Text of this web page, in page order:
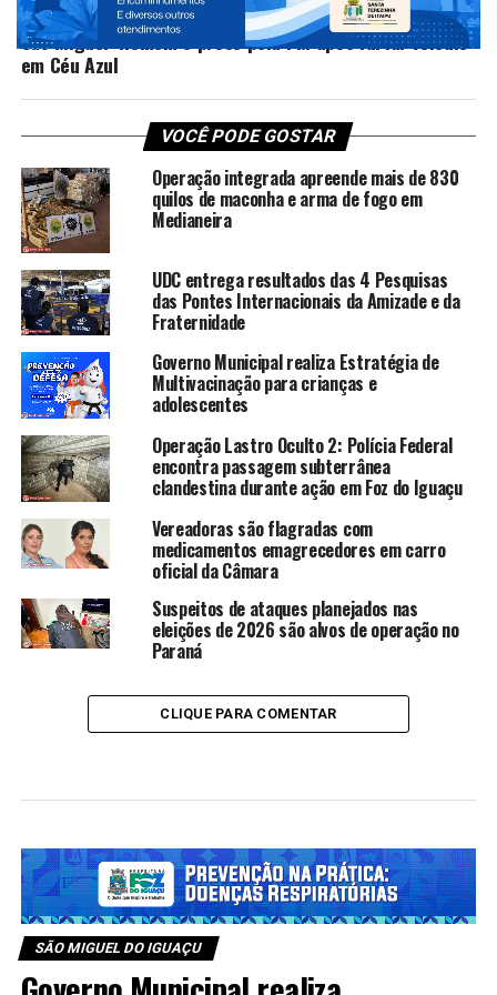
NÃO PERCA
São Miguel: Homem é preso pela PM após furtar veículo
em Céu Azul
VOCÊ PODE GOSTAR
Operação integrada apreende mais de 830
quilos de maconha e arma de fogo em
Medianeira
UDC entrega resultados das 4 Pesquisas
das Pontes Internacionais da Amizade e da
Fraternidade
Governo Municipal realiza Estratégia de
Multivacinação para crianças e
adolescentes
Operação Lastro Oculto 2: Polícia Federal
encontra passagem subterrânea
clandestina durante ação em Foz do Iguaçu
Vereadoras são flagradas com
medicamentos emagrecedores em carro
oficial da Câmara
Suspeitos de ataques planejados nas
eleições de 2026 são alvos de operação no
Paraná
CLIQUE PARA COMENTAR
SÃO MIGUEL DO IGUAÇU